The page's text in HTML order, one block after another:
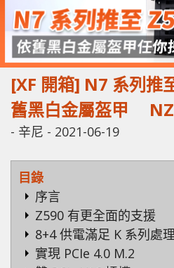
[XF 開箱] N7 系列
舊黑白金屬盔甲
- 辛尼 - 2021-06-19
目錄
序言
Z590 有更全面的支援
8+4 供電滿足 K 系列處
實現 PCIe 4.0 M.2